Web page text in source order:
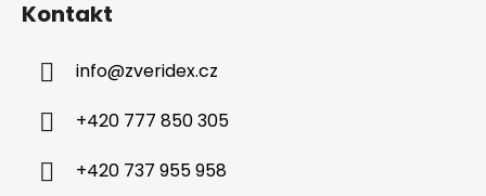
Kontakt
info@zveridex.cz
+420 777 850 305
+420 737 955 958